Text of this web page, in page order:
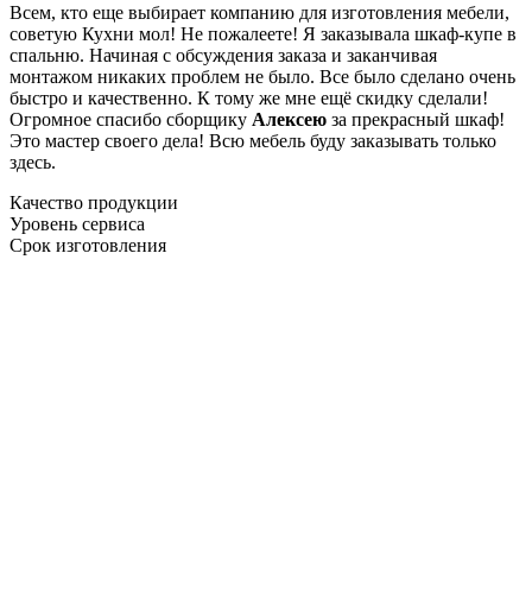
Всем, кто еще выбирает компанию для изготовления мебели,
советую Кухни мол! Не пожалеете! Я заказывала шкаф-купе в
спальню. Начиная с обсуждения заказа и заканчивая
монтажом никаких проблем не было. Все было сделано очень
быстро и качественно. К тому же мне ещё скидку сделали!
Огромное спасибо сборщику Алексею за прекрасный шкаф!
Это мастер своего дела! Всю мебель буду заказывать только
здесь.
Качество продукции
Уровень сервиса
Срок изготовления